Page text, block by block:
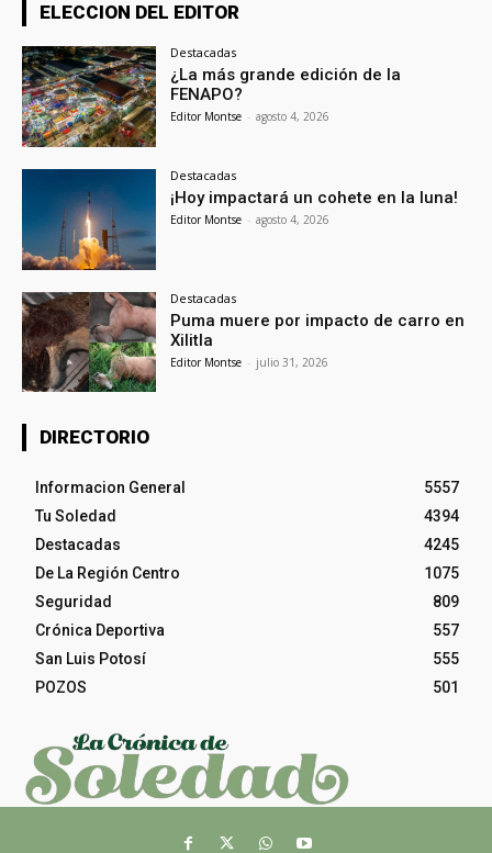
ELECCION DEL EDITOR
Destacadas
¿La más grande edición de la
FENAPO?
Editor Montse - agosto 4, 2026
Destacadas
¡Hoy impactará un cohete en la luna!
Editor Montse - agosto 4, 2026
Destacadas
Puma muere por impacto de carro en
Xilitla
Editor Montse - julio 31, 2026
DIRECTORIO
Informacion General
5557
Tu Soledad
4394
Destacadas
4245
De La Región Centro
1075
Seguridad
809
Crónica Deportiva
557
San Luis Potosí
555
POZOS
501